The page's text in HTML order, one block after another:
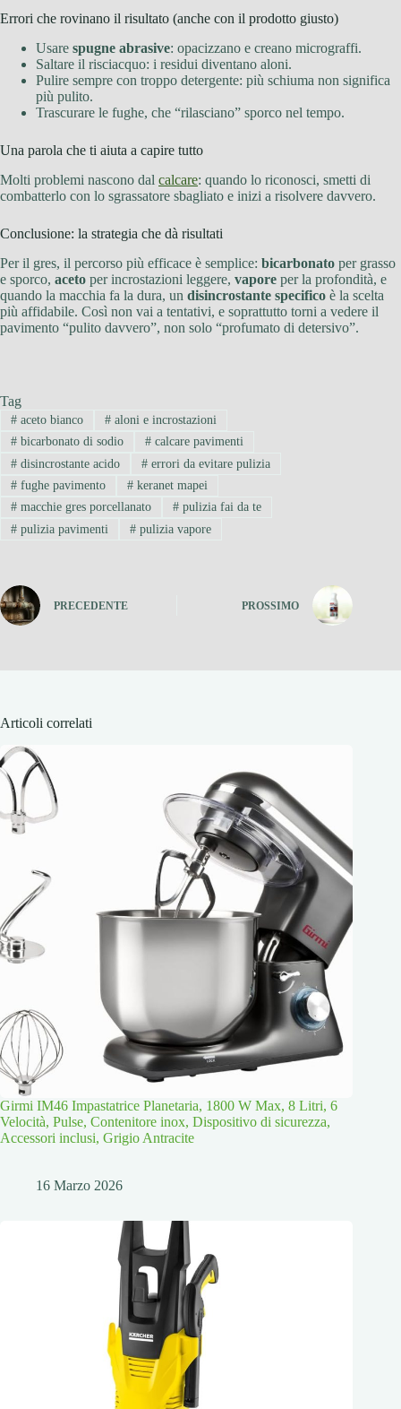
Errori che rovinano il risultato (anche con il prodotto giusto)
Usare spugne abrasive: opacizzano e creano micrograffi.
Saltare il risciacquo: i residui diventano aloni.
Pulire sempre con troppo detergente: più schiuma non significa
più pulito.
Trascurare le fughe, che “rilasciano” sporco nel tempo.
Una parola che ti aiuta a capire tutto
Molti problemi nascono dal calcare: quando lo riconosci, smetti di
combatterlo con lo sgrassatore sbagliato e inizi a risolvere davvero.
Conclusione: la strategia che dà risultati
Per il gres, il percorso più efficace è semplice: bicarbonato per grasso
e sporco, aceto per incrostazioni leggere, vapore per la profondità, e
quando la macchia fa la dura, un disincrostante specifico è la scelta
più affidabile. Così non vai a tentativi, e soprattutto torni a vedere il
pavimento “pulito davvero”, non solo “profumato di detersivo”.
Tag
#aceto bianco #aloni e incrostazioni
#bicarbonato di sodio #calcare pavimenti
#disincrostante acido #errori da evitare pulizia
#fughe pavimento #keranet mapei
#macchie gres porcellanato #pulizia fai da te
#pulizia pavimenti #pulizia vapore
PRECEDENTE PROSSIMO
Articoli correlati
Girmi IM46 Impastatrice Planetaria, 1800 W Max, 8 Litri, 6
Velocità, Pulse, Contenitore inox, Dispositivo di sicurezza,
Accessori inclusi, Grigio Antracite
16 Marzo 2026